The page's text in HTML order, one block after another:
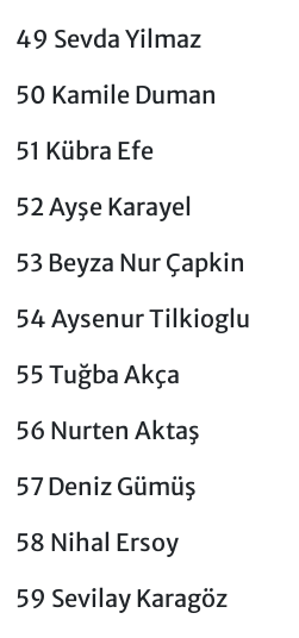
49 Sevda Yilmaz
50 Kamile Duman
51 Kübra Efe
52 Ayşe Karayel
53 Beyza Nur Çapkin
54 Aysenur Tilkioglu
55 Tuğba Akça
56 Nurten Aktaş
57 Deniz Gümüş
58 Nihal Ersoy
59 Sevilay Karagöz